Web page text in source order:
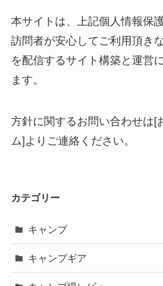
本サイトは、上記個人情報保
訪問者が安心してご利用頂き
を配信するサイト構築と運営
ます。
方針に関するお問い合わせは[
ム]よりご連絡ください。
カテゴリー
キャンプ
キャンプギア